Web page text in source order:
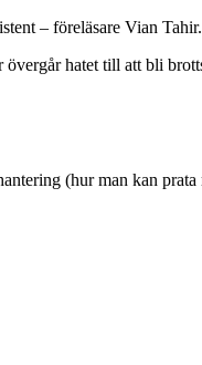
– föreläsare Vian Tahir.
hatet till att bli
(hur man kan